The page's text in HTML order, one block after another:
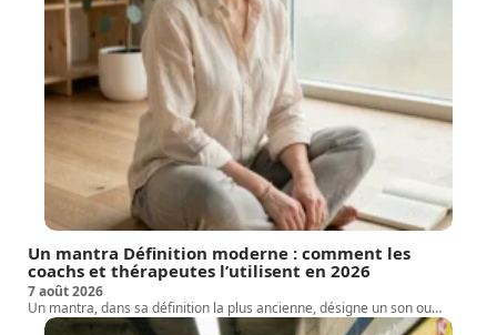
Un mantra Définition moderne : comment les
coachs et thérapeutes l’utilisent en 2026
7 août 2026
Un mantra, dans sa définition la plus ancienne, désigne un son ou…